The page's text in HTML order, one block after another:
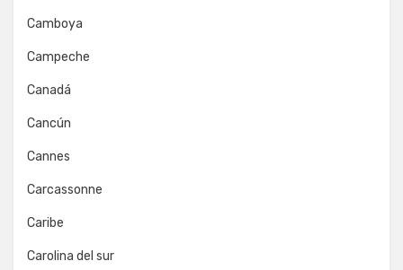
Camboya
Campeche
Canadá
Cancún
Cannes
Carcassonne
Caribe
Carolina del sur